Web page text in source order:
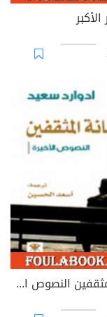
خيانة المثقفين النصوص الأخيرة